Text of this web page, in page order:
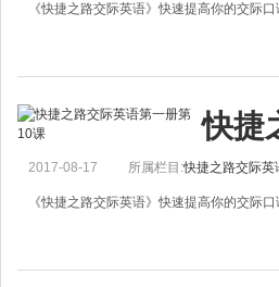
《快捷之路交际英语》快速提高你的交际
Could You Please Hand Me A Screwdriver?
A. Could you please hand me a
A
快捷
2017-08-17 所属栏目:快捷之路交际英
《快捷之路交际英语》快速提高你的交际